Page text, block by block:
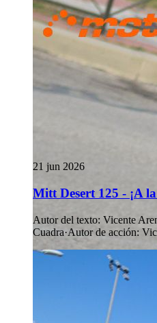
21 jun 2026
Mitt Desert 125 - ¡A
Autor del texto: Vicente
Cuadra·Autor de acción: